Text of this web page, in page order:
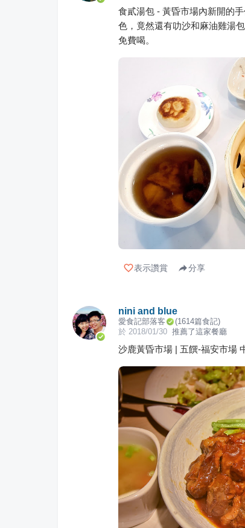
食貳湯包 - 黃昏市場內新開的
色，竟然還有叻沙和麻油雞湯
免費喝。
表示讚賞 分享
nini and blue
愛食記部落客 (1614篇食記)
於 2018/01/30 推薦了這家餐廳
沙鹿黃昏市場 | 五饌-福安市場